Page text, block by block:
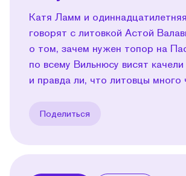
Катя Ламм и
говорят с литовкой Астой
о том, зачем нужен топор на
по всему Вильнюсу висят качели
и правда ли, что литовцы много
Поделиться